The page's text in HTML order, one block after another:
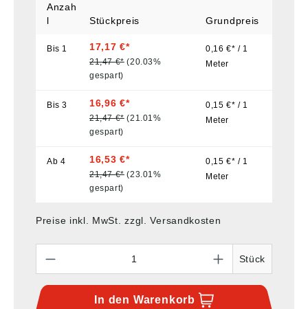
Anzah
l
Stückpreis Grundpreis
Bis 1 17,17 €*
21,47 €* (20.03%
gespart)
0,16 €* / 1
Meter
Bis3 16,96 €*
21,47 €* (21.01%
gespart)
0,15 €* / 1
Meter
Ab 4 16,53 €*
21,47 €* (23.01%
gespart)
0,15 €* / 1
Meter
Preise inkl. MwSt. zzgl. Versandkosten
Stück
In den Warenkorb